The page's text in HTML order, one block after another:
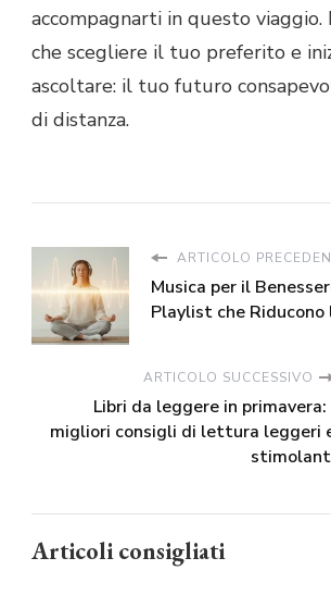
accompagnarti in questo
che scegliere il tuo preferito e
ascoltare: il tuo futuro
di distanza.
ARTICOLO
Musica per il
Playlist che Riducono
ARTICOLO SUCCESSIVO
Libri da leggere in primavera:
migliori consigli di lettura leggeri
Articoli consigliati